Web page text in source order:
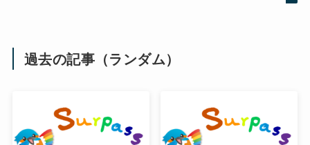
過去の記事（ランダム）